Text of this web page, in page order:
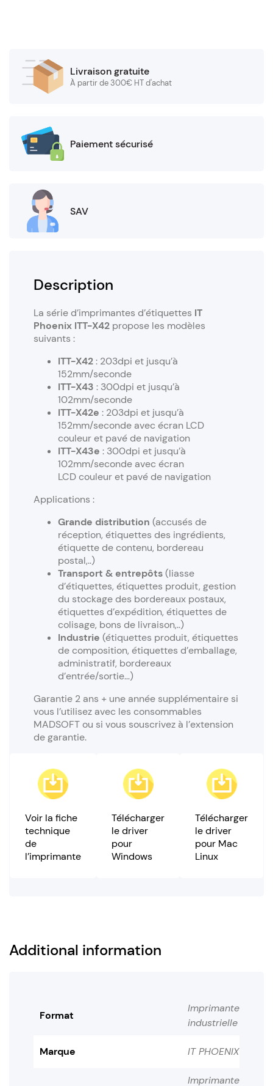
Livraison gratuite
À partir de 300€ HT d'achat
Paiement sécurisé
SAV
Description
La série d’imprimantes d’étiquettes IT
Phoenix ITT-X42 propose les modèles
suivants :
ITT-X42: 203dpi et jusqu’à
152mm/seconde
ITT-X43 : 300dpi et jusqu’à
102mm/seconde
ITT-X42e : 203dpi et jusqu’à
152mm/seconde avec écran LCD
couleur et pavé de navigation
ITT-X43e : 300dpi et jusqu’à
102mm/seconde avec écran
LCD couleur et pavé de navigation
Applications :
Grande distribution (accusés de
réception, étiquettes des ingrédients,
étiquette de contenu, bordereau
postal,..)
Transport & entrepôts(liasse
d’étiquettes, étiquettes produit, gestion
du stockage des bordereaux postaux,
étiquettes d’expédition, étiquettes de
colisage, bons de livraison,..)
Industrie (étiquettes produit, étiquettes
de composition, étiquettes d’emballage,
administratif, bordereaux
d’entrée/sortie…)
Garantie 2 ans + une année supplémentaire si
vous l’utilisez avec les consommables
MADSOFT ou si vous souscrivez à l’extension
de garantie.
Voir la fiche
technique
de
l’imprimante
Télécharger
le driver
pour
Windows
Télécharger
le driver
pour Mac
Linux
Additional information
Format
Imprimante
industrielle
Marque IT PHOENIX
Imprimante